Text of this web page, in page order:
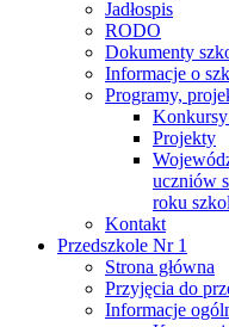
Jadłospis
RODO
Dokumenty
Informacje o
Programy,
Projekty
uczniów
roku
Kontakt
Przedszkole Nr 1
Strona główna
Przyjęcia do
Informacje